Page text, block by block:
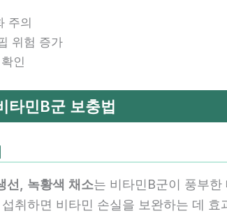
주의
위험 증가
인
타민B군 보충법
선, 녹황색 채소는 비타민B군이 풍부한
취하면 비타민 손실을 보완하는 데 효